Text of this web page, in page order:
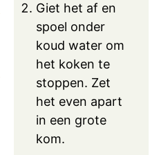
Giet het af en
spoel onder
koud water om
het koken te
stoppen. Zet
het even apart
in een grote
kom.